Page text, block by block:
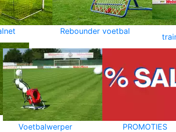
Rebounder voetbal
Voetbalwerper
PROMOTIES